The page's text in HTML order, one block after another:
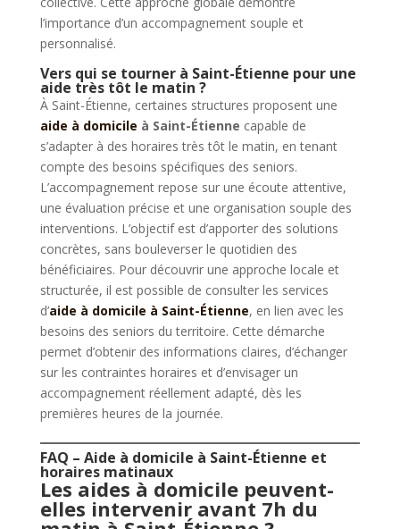
l’importance d’un accompagnement souple et
personnalisé.
Vers qui se tourner à Saint-Étienne pour une
aide très tôt le matin ?
À Saint-Étienne, certaines structures proposent une
aide à domicile à Saint-Étienne capable de
s’adapter à des horaires très tôt le matin, en tenant
compte des besoins spécifiques des seniors.
L’accompagnement repose sur une écoute attentive,
une évaluation précise et une organisation souple des
interventions. L’objectif est d’apporter des solutions
concrètes, sans bouleverser le quotidien des
bénéficiaires. Pour découvrir une approche locale et
structurée, il est possible de consulter les services
d’aide à domicile à Saint-Étienne, en lien avec les
besoins des seniors du territoire. Cette démarche
permet d’obtenir des informations claires, d’échanger
sur les contraintes horaires et d’envisager un
accompagnement réellement adapté, dès les
premières heures de la journée.
FAQ – Aide à domicile à Saint-Étienne et
horaires matinaux
Les aides à domicile peuvent-
elles intervenir avant 7h du